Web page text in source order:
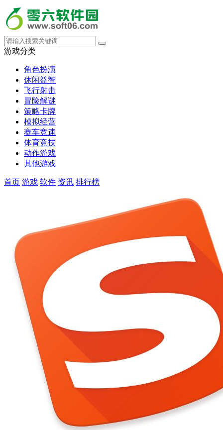
游戏分类
角色扮演
休闲益智
飞行射击
冒险解谜
策略卡牌
模拟经营
赛车竞速
体育竞技
动作游戏
其他游戏
首页 游戏 软件 资讯 排行榜